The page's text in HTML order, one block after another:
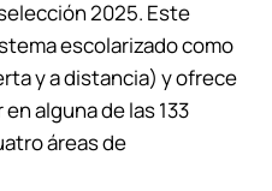
2025. Este
escolarizado como
y a distancia) y ofrece
alguna de las 133
áreas de